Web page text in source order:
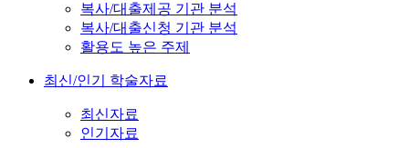
복사/대출제공 기관 분석
복사/대출신청 기관 분석
활용도 높은 주제
최신/인기 학술자료
최신자료
인기자료